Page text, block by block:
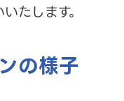
たします。
の様子